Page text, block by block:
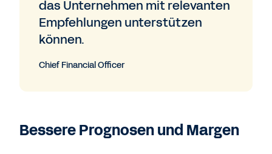
das Unternehmen mit relevanten
Empfehlungen unterstützen
können.
Chief Financial Officer
Bessere Prognosen und Margen